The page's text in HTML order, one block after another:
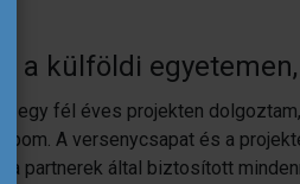
a külföldi
egy fél éves projekten
A versenycsapat és a
a partnerek által biztosított